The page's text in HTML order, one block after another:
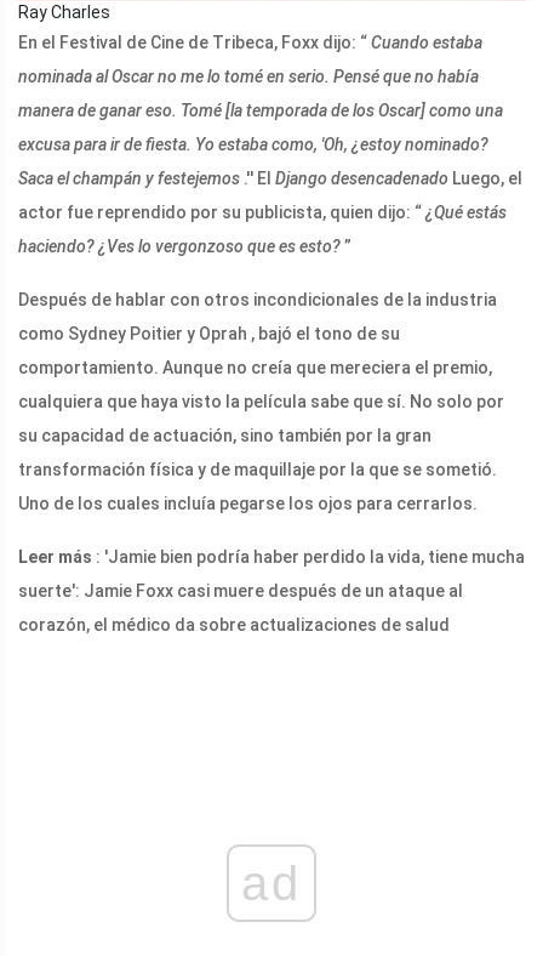
Ray Charles
En el Festival de Cine de Tribeca, Foxx dijo: “Cuando estaba
nominada al Oscar no me lo tomé en serio. Pensé que no había
manera de ganar eso. Tomé [la temporada de los Oscar] como una
excusa para ir de fiesta. Yo estaba como, 'Oh, ¿estoy nominado?
Saca el champán y festejemos .'' El Django desencadenado Luego, el
actor fue reprendido por su publicista, quien dijo: “¿Qué estás
haciendo? ¿Ves lo vergonzoso que es esto?”
Después de hablar con otros incondicionales de la industria
como Sydney Poitier y Oprah , bajó el tono de su
comportamiento. Aunque no creía que mereciera el premio,
cualquiera que haya visto la película sabe que sí. No solo por
su capacidad de actuación, sino también por la gran
transformación física y de maquillaje por la que se sometió.
Uno de los cuales incluía pegarse los ojos para cerrarlos.
Leer más : 'Jamie bien podría haber perdido la vida, tiene mucha
suerte': Jamie Foxx casi muere después de un ataque al
corazón, el médico da sobre actualizaciones de salud
ad